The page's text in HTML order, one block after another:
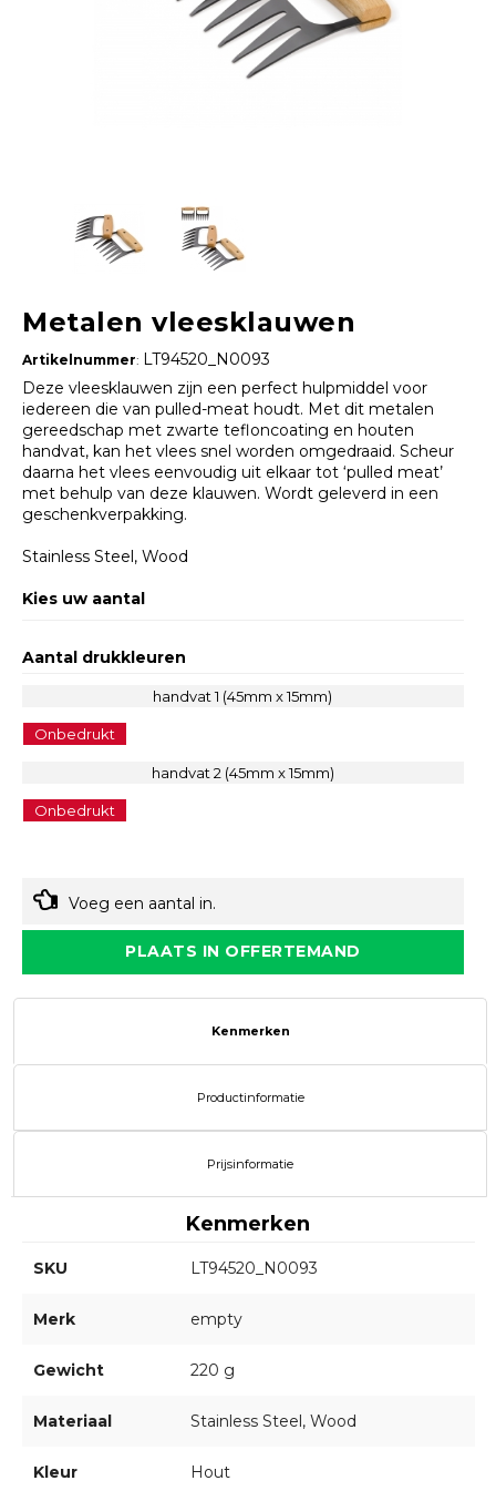
Metalen vleesklauwen
Artikelnummer: LT94520_N0093
Deze vleesklauwen zijn een perfect hulpmiddel voor
iedereen die van pulled-meat houdt. Met dit metalen
gereedschap met zwarte tefloncoating en houten
handvat, kan het vlees snel worden omgedraaid. Scheur
daarna het vlees eenvoudig uit elkaar tot ‘pulled meat’
met behulp van deze klauwen. Wordt geleverd in een
geschenkverpakking.
Stainless Steel, Wood
Kies uw aantal
Aantal drukkleuren
handvat 1 (45mm x 15mm)
Onbedrukt
handvat 2 (45mm x 15mm)
Onbedrukt
Voeg een aantal in.
PLAATS IN OFFERTEMAND
Kenmerken
Productinformatie
Prijsinformatie
Kenmerken
SKU LT94520_N0093
Merk empty
Gewicht 220 g
Materiaal Stainless Steel, Wood
Kleur Hout